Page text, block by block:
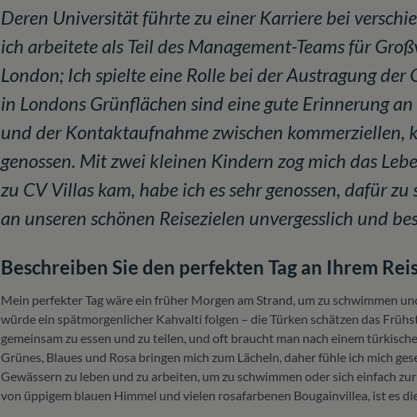
Deren Universität führte zu einer Karriere bei
ich arbeitete als Teil des Management-Teams für
London; Ich spielte eine Rolle bei der Austragung
in Londons Grünflächen sind eine gute Erinnerung
und der Kontaktaufnahme zwischen kommerziellen,
genossen. Mit zwei kleinen Kindern zog mich das
zu CV Villas kam, habe ich es sehr genossen, dafür
an unseren schönen Reisezielen unvergesslich und
Beschreiben Sie den perfekten Tag an Ihrem
Mein perfekter Tag wäre ein früher Morgen am Strand, um zu schwimmen
würde ein spätmorgenlicher Kahvalti folgen – die Türken schätzen das
gemeinsam zu essen und zu teilen, und oft braucht man nach einem
Grünes, Blaues und Rosa bringen mich zum Lächeln, daher fühle ich mich
Gewässern zu leben und zu arbeiten, um zu schwimmen oder sich einfach
von üppigem blauen Himmel und vielen rosafarbenen Bougainvillea, ist es